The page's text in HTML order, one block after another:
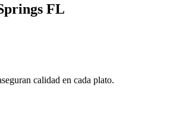
FL
calidad en cada plato.